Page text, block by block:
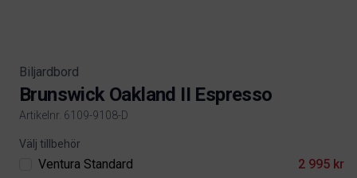
Biljardbord
Brunswick Oakland II Espresso
Artikelnr. 6109-9108-D
Product information
Välj tillbehör
Ventura Standard
2 995 kr